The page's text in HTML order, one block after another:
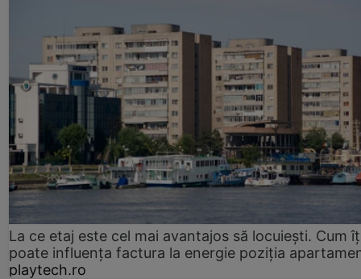
La ce etaj este cel mai avantajos să locuiești. Cum
poate influența factura la energie poziția
playtech.ro